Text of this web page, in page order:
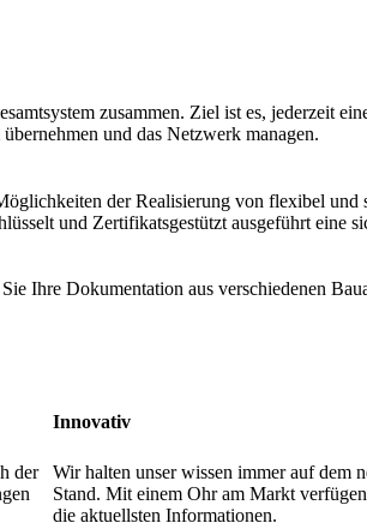
zusammen. Ziel ist es, jederzeit
und das Netzwerk managen.
der Realisierung von flexibel und
und Zertifikatsgestützt ausgeführt eine
Ihre Dokumentation aus verschiedenen
der
Innovativ
Wir halten unser wissen immer auf dem
Stand. Mit einem Ohr am Markt
die aktuellsten Informationen.